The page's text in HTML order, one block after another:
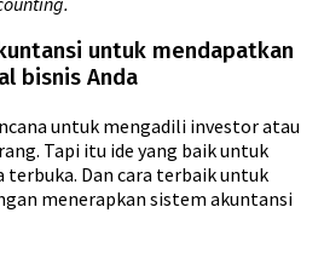
untuk mendapatkan
bisnis Anda
untuk mengadili investor atau
Tapi itu ide yang baik untuk
Dan cara terbaik untuk
menerapkan sistem akuntansi